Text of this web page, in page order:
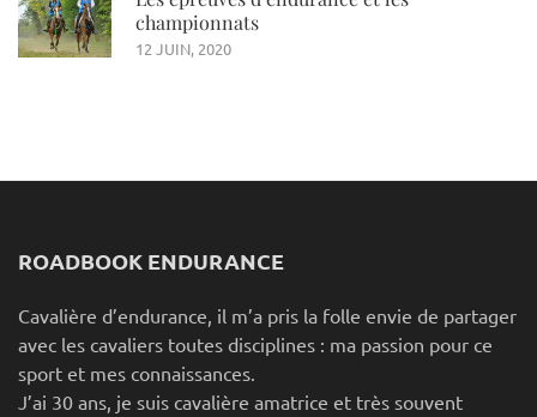
championnats
12 JUIN, 2020
ROADBOOK ENDURANCE
Cavalière d’endurance, il m’a pris la folle envie de partager
avec les cavaliers toutes disciplines : ma passion pour ce
sport et mes connaissances.
J’ai 30 ans, je suis cavalière amatrice et très souvent